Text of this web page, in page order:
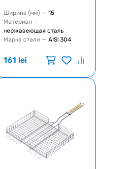
Ширина (мм) — 15
Материал —
нержавеющая сталь
Марка стали — AISI 304
161 lei